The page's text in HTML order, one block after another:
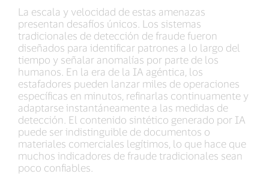
La escala y velocidad de estas amenazas
presentan desafíos únicos. Los sistemas
tradicionales de detección de fraude fueron
diseñados para identificar patrones a lo largo del
tiempo y señalar anomalías por parte de los
humanos. En la era de la IA agéntica, los
estafadores pueden lanzar miles de operaciones
específicas en minutos, refinarlas continuamente y
adaptarse instantáneamente a las medidas de
detección. El contenido sintético generado por IA
puede ser indistinguible de documentos o
materiales comerciales legítimos, lo que hace que
muchos indicadores de fraude tradicionales sean
poco confiables.